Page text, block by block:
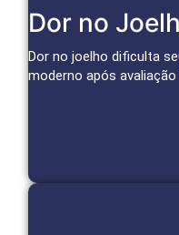
Dor no
Dor no joelho dificulta
moderno após avaliação
Infiltrações, medicina